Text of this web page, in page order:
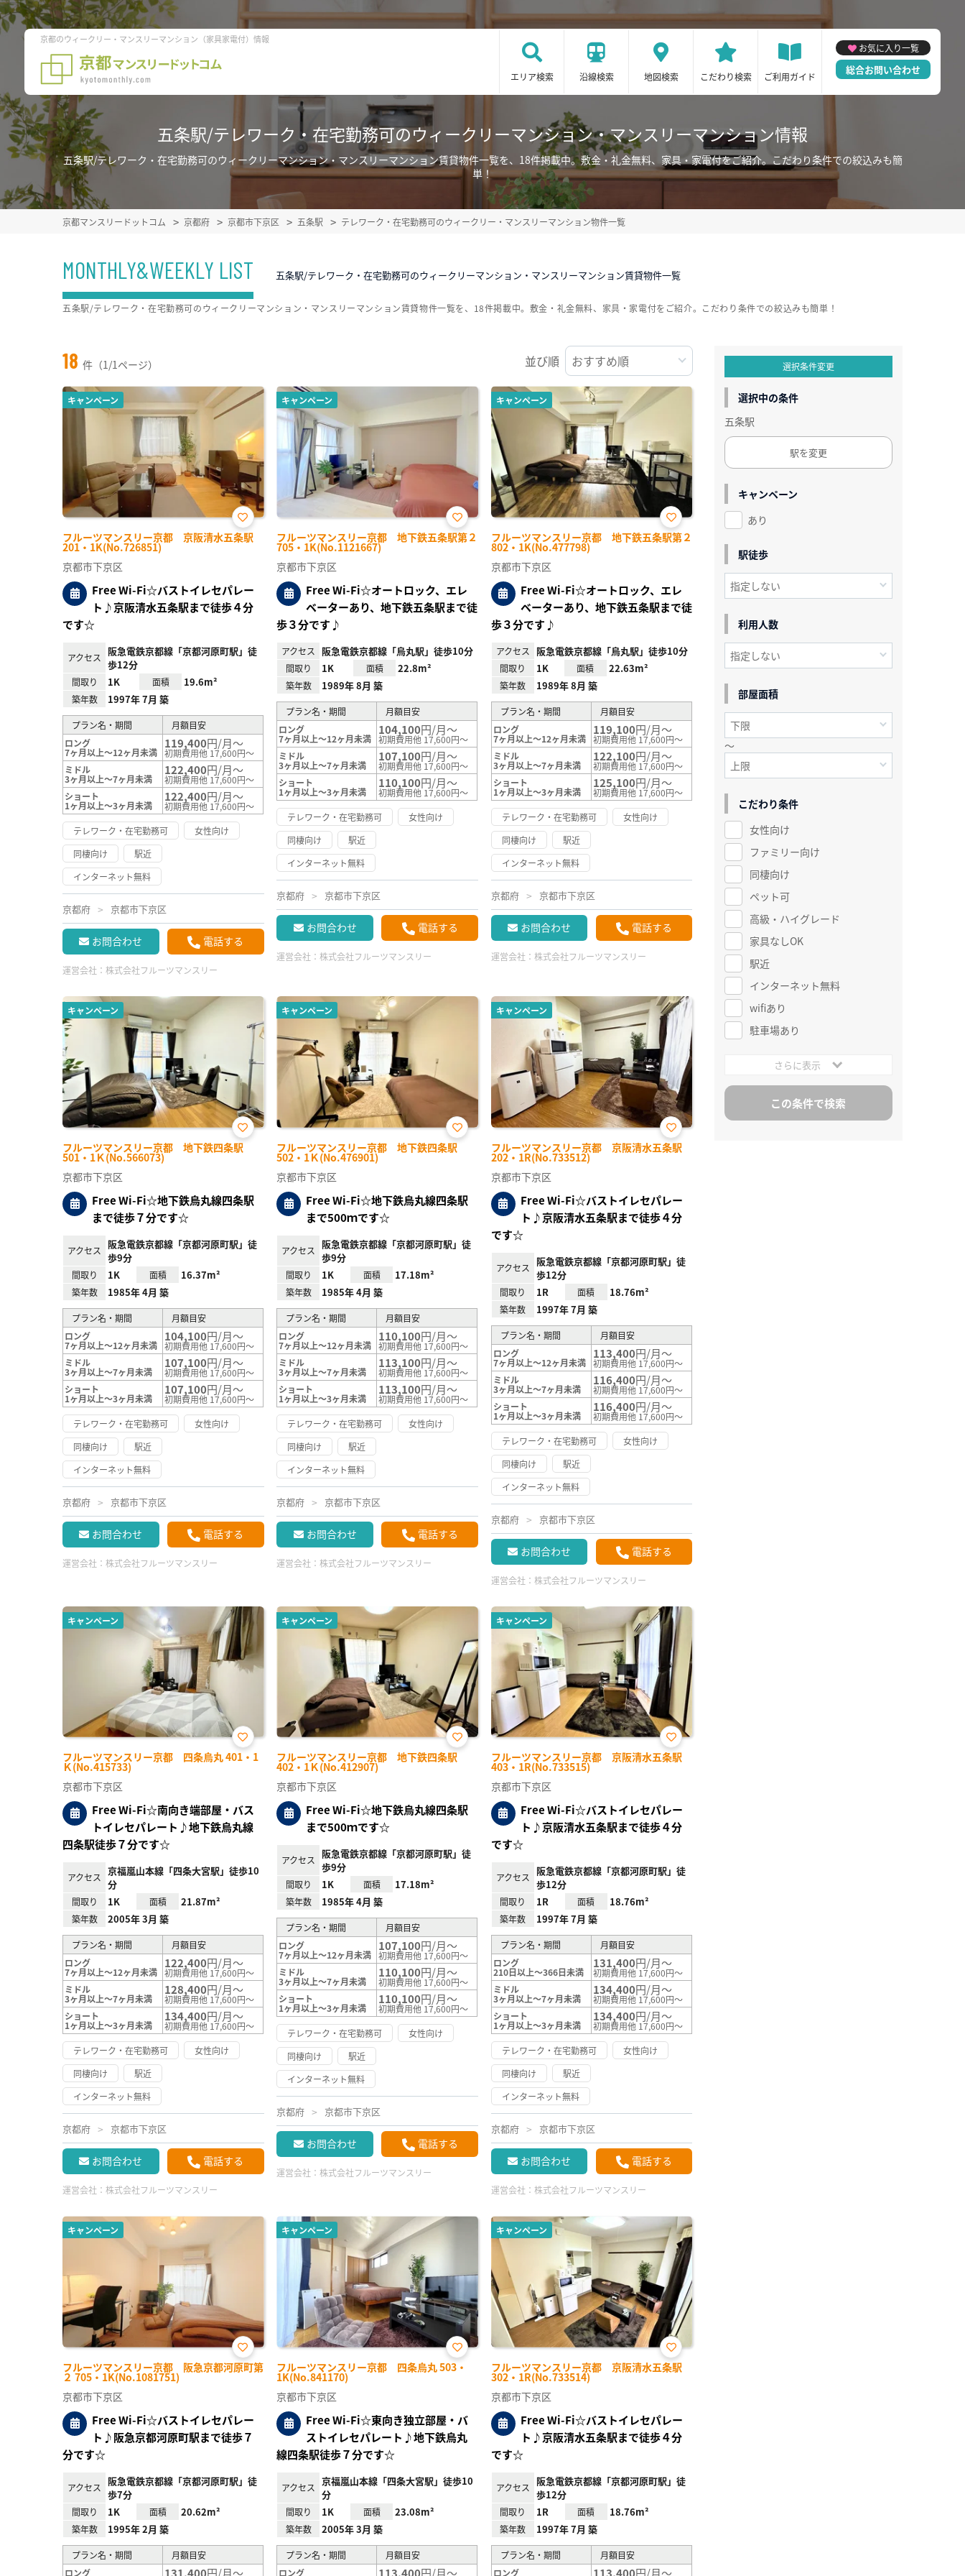
京都のウィークリー・マンスリーマンション（家具家電付）情報
エリア検索 沿線検索 地図検索 こだわり検索 ご利用ガイド
お気に入り一覧
総合お問い合わせ
五条駅/テレワーク・在宅勤務可のウィークリーマンション・マンスリーマンション情報
五条駅/テレワーク・在宅勤務可のウィークリーマンション・マンスリーマンション賃貸物件一覧を、18件掲載中。敷金・礼金無料、家具・家電付をご紹介。こだわり条件での絞込みも簡
単！
京都マンスリードットコム 京都府 京都市下京区 五条駅 テレワーク・在宅勤務可のウィークリー・マンスリーマンション物件一覧
MONTHLY&WEEKLY LIST 五条駅/テレワーク・在宅勤務可のウィークリーマンション・マンスリーマンション賃貸物件一覧
18 件（1/1ページ） 並び順
キャンペーン
フルーツマンスリー京都 京阪清水五条駅
201・1K(No.726851)
お気
に入
京都市下京区
Free Wi-Fi☆バストイレセパレー
ト♪京阪清水五条駅まで徒歩４分
です☆
アクセス
阪急電鉄京都線「京都河原町駅」徒
歩12分
間取り 1K 面積 19.6m²
築年数 1997年 7月 築
プラン名・期間
月額目安
ロング
7ヶ月以上～12ヶ月未満
119,400円/月～
初期費用他 17,600円～
ミドル
3ヶ月以上～7ヶ月未満
122,400円/月～
初期費用他 17,600円～
ショート
1ヶ月以上～3ヶ月未満
122,400円/月～
初期費用他 17,600円～
テレワーク・在宅勤務可
女性向け
同棲向け
駅近
インターネット無料
京都府 京都市下京区
お問合わせ 電話する
運営会社： 株式会社フルーツマンスリー
キャンペーン
フルーツマンスリー京都 地下鉄五条駅第２
705・1K(No.1121667)
お気
に入
京都市下京区
Free Wi-Fi☆オートロック、エレ
ベーターあり、地下鉄五条駅まで徒
歩３分です♪
アクセス 阪急電鉄京都線「烏丸駅」徒歩10分
間取り 1K 面積 22.8m²
築年数 1989年 8月 築
プラン名・期間
月額目安
ロング
7ヶ月以上～12ヶ月未満
104,100円/月～
初期費用他 17,600円～
ミドル
3ヶ月以上～7ヶ月未満
107,100円/月～
初期費用他 17,600円～
ショート
1ヶ月以上～3ヶ月未満
110,100円/月～
初期費用他 17,600円～
テレワーク・在宅勤務可
女性向け
同棲向け
駅近
インターネット無料
京都府 京都市下京区
お問合わせ 電話する
運営会社：株式会社フルーツマンスリー
キャンペーン
フルーツマンスリー京都 地下鉄五条駅第２
802・1K(No.477798)
お気
に入
京都市下京区
Free Wi-Fi☆オートロック、エレ
ベーターあり、地下鉄五条駅まで徒
歩３分です♪
アクセス 阪急電鉄京都線「烏丸駅」徒歩10分
間取り 1K 面積 22.63m²
築年数 1989年 8月 築
プラン名・期間
月額目安
ロング
7ヶ月以上～12ヶ月未満
119,100円/月～
初期費用他 17,600円～
ミドル
3ヶ月以上～7ヶ月未満
122,100円/月～
初期費用他 17,600円～
ショート
1ヶ月以上～3ヶ月未満
125,100円/月～
初期費用他 17,600円～
テレワーク・在宅勤務可
女性向け
同棲向け
駅近
インターネット無料
京都府 京都市下京区
お問合わせ 電話する
運営会社： 株式会社フルーツマンスリー
キャンペーン
フルーツマンスリー京都 地下鉄四条駅
501・1Ｋ(No.566073)
お気
に入
京都市下京区
Free Wi-Fi☆地下鉄烏丸線四条駅
まで徒歩７分です☆
アクセス
阪急電鉄京都線「京都河原町駅」徒
歩9分
間取り 1K 面積 16.37m²
築年数 1985年 4月 築
プラン名・期間
月額目安
ロング
7ヶ月以上～12ヶ月未満
104,100円/月～
初期費用他 17,600円～
ミドル
3ヶ月以上～7ヶ月未満
107,100円/月～
初期費用他 17,600円～
ショート
1ヶ月以上～3ヶ月未満
107,100円/月～
初期費用他 17,600円～
テレワーク・在宅勤務可
女性向け
同棲向け
駅近
インターネット無料
京都府 京都市下京区
お問合わせ 電話する
運営会社： 株式会社フルーツマンスリー
キャンペーン
フルーツマンスリー京都 地下鉄四条駅
502・1Ｋ(No.476901)
お気
に入
京都市下京区
Free Wi-Fi☆地下鉄烏丸線四条駅
まで500ｍです☆
アクセス
阪急電鉄京都線「京都河原町駅」徒
歩9分
間取り 1K 面積 17.18m²
築年数 1985年 4月 築
プラン名・期間
月額目安
ロング
7ヶ月以上～12ヶ月未満
110,100円/月～
初期費用他 17,600円～
ミドル
3ヶ月以上～7ヶ月未満
113,100円/月～
初期費用他 17,600円～
ショート
1ヶ月以上～3ヶ月未満
113,100円/月～
初期費用他 17,600円～
テレワーク・在宅勤務可
女性向け
同棲向け
駅近
インターネット無料
京都府 京都市下京区
お問合わせ 電話する
運営会社：株式会社フルーツマンスリー
キャンペーン
フルーツマンスリー京都 京阪清水五条駅
202・1R(No.733512)
お気
に入
京都市下京区
Free Wi-Fi☆バストイレセパレー
ト♪京阪清水五条駅まで徒歩４分
です☆
アクセス
阪急電鉄京都線「京都河原町駅」徒
歩12分
間取り 1R 面積 18.76m²
築年数 1997年 7月 築
プラン名・期間
月額目安
ロング
7ヶ月以上～12ヶ月未満
113,400円/月～
初期費用他 17,600円～
ミドル
3ヶ月以上～7ヶ月未満
116,400円/月～
初期費用他 17,600円～
ショート
1ヶ月以上～3ヶ月未満
116,400円/月～
初期費用他 17,600円～
テレワーク・在宅勤務可
女性向け
同棲向け
駅近
インターネット無料
京都府 京都市下京区
お問合わせ 電話する
運営会社： 株式会社フルーツマンスリー
キャンペーン
フルーツマンスリー京都 四条烏丸 401・1
Ｋ(No.415733)
お気
に入
京都市下京区
Free Wi-Fi☆南向き端部屋・バス
トイレセパレート♪地下鉄烏丸線
四条駅徒歩７分です☆
アクセス
京福嵐山本線「四条大宮駅」徒歩10
分
間取り 1K 面積 21.87m²
築年数 2005年 3月 築
プラン名・期間
月額目安
ロング
7ヶ月以上～12ヶ月未満
122,400円/月～
初期費用他 17,600円～
ミドル
3ヶ月以上～7ヶ月未満
128,400円/月～
初期費用他 17,600円～
ショート
1ヶ月以上～3ヶ月未満
134,400円/月～
初期費用他 17,600円～
テレワーク・在宅勤務可
女性向け
同棲向け
駅近
インターネット無料
京都府 京都市下京区
お問合わせ 電話する
運営会社： 株式会社フルーツマンスリー
キャンペーン
フルーツマンスリー京都 地下鉄四条駅
402・1Ｋ(No.412907)
お気
に入
京都市下京区
Free Wi-Fi☆地下鉄烏丸線四条駅
まで500ｍです☆
アクセス
阪急電鉄京都線「京都河原町駅」徒
歩9分
間取り 1K 面積 17.18m²
築年数 1985年 4月 築
プラン名・期間
月額目安
ロング
7ヶ月以上～12ヶ月未満
107,100円/月～
初期費用他 17,600円～
ミドル
3ヶ月以上～7ヶ月未満
110,100円/月～
初期費用他 17,600円～
ショート
1ヶ月以上～3ヶ月未満
110,100円/月～
初期費用他 17,600円～
テレワーク・在宅勤務可
女性向け
同棲向け
駅近
インターネット無料
京都府 京都市下京区
お問合わせ 電話する
運営会社：株式会社フルーツマンスリー
キャンペーン
フルーツマンスリー京都 京阪清水五条駅
403・1R(No.733515)
お気
に入
京都市下京区
Free Wi-Fi☆バストイレセパレー
ト♪京阪清水五条駅まで徒歩４分
です☆
アクセス
阪急電鉄京都線「京都河原町駅」徒
歩12分
間取り 1R 面積 18.76m²
築年数 1997年 7月 築
プラン名・期間
月額目安
ロング
210日以上～366日未満
131,400円/月～
初期費用他 17,600円～
ミドル
3ヶ月以上～7ヶ月未満
134,400円/月～
初期費用他 17,600円～
ショート
1ヶ月以上～3ヶ月未満
134,400円/月～
初期費用他 17,600円～
テレワーク・在宅勤務可
女性向け
同棲向け
駅近
インターネット無料
京都府 京都市下京区
お問合わせ 電話する
運営会社： 株式会社フルーツマンスリー
キャンペーン
フルーツマンスリー京都 阪急京都河原町第
２ 705・1K(No.1081751)
お気
に入
京都市下京区
Free Wi-Fi☆バストイレセパレー
ト♪阪急京都河原町駅まで徒歩７
分です☆
アクセス
阪急電鉄京都線「京都河原町駅」徒
歩7分
間取り 1K 面積 20.62m²
築年数 1995年 2月 築
プラン名・期間
月額目安
ロング
131,400円/月～
キャンペーン
フルーツマンスリー京都 四条烏丸 503・
1K(No.841170)
お気
に入
京都市下京区
Free Wi-Fi☆東向き独立部屋・バ
ストイレセパレート♪地下鉄烏丸
線四条駅徒歩７分です☆
アクセス
京福嵐山本線「四条大宮駅」徒歩10
分
間取り 1K 面積 23.08m²
築年数 2005年 3月 築
プラン名・期間
月額目安
ロング
113,400円/月～
キャンペーン
フルーツマンスリー京都 京阪清水五条駅
302・1R(No.733514)
お気
に入
京都市下京区
Free Wi-Fi☆バストイレセパレー
ト♪京阪清水五条駅まで徒歩４分
です☆
アクセス
阪急電鉄京都線「京都河原町駅」徒
歩12分
間取り 1R 面積 18.76m²
築年数 1997年 7月 築
プラン名・期間
月額目安
ロング
113,400円/月～
五条駅/テレワーク・在宅勤務可のウィークリーマンション・マンスリーマンション賃貸物件一覧を、18件掲載中。敷金・礼金無料、家具・家電付をご紹介。こだわり条件での絞込みも簡単！
選択条件変更
選択中の条件
五条駅
駅を変更
キャンペーン
あり
駅徒歩
利用人数
部屋面積
～
こだわり条件
女性向け
ファミリー向け
同棲向け
ペット可
高級・ハイグレード
家具なしOK
駅近
インターネット無料
wifiあり
駐車場あり
さらに表示